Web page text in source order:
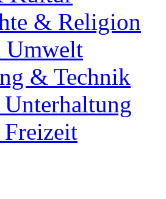
& Religion
Umwelt
& Technik